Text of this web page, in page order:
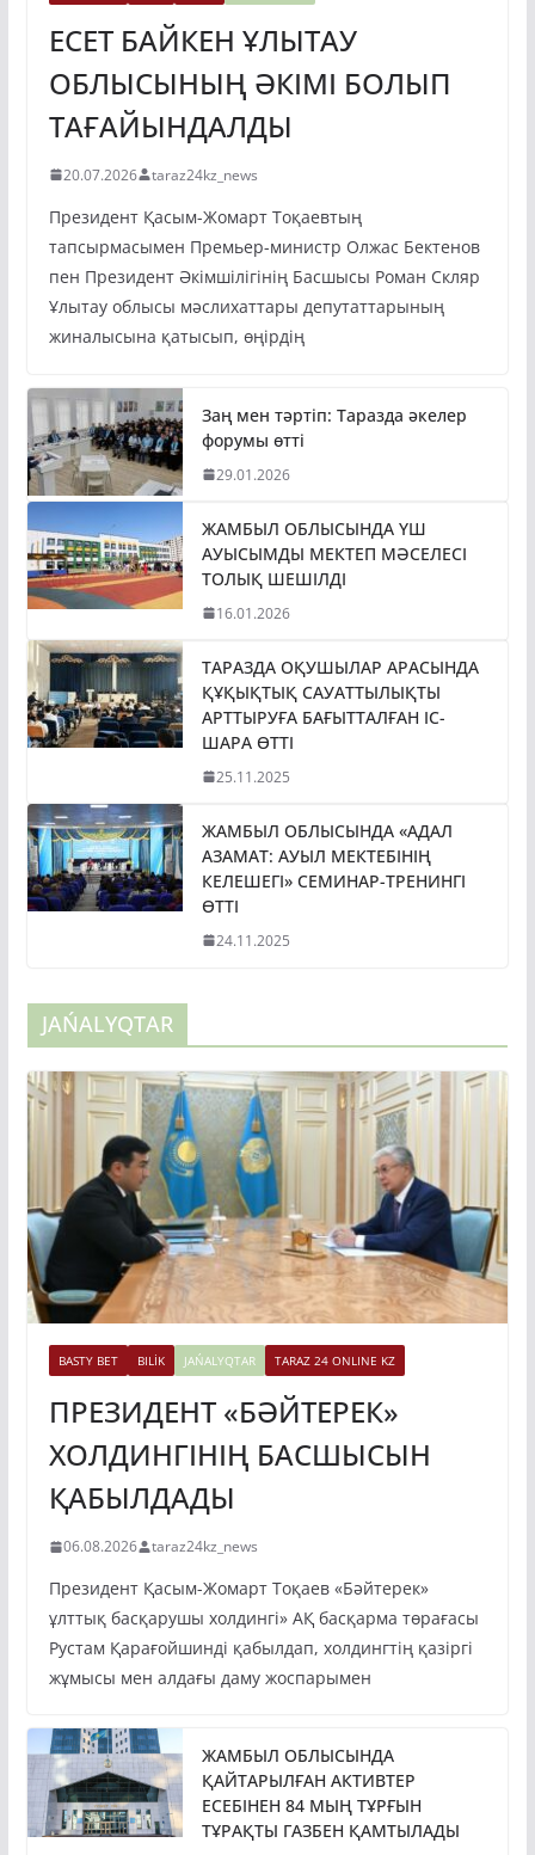
ЕСЕТ БАЙКЕН ҰЛЫТАУ
ОБЛЫСЫНЫҢ ӘКІМІ БОЛЫП
ТАҒАЙЫНДАЛДЫ
20.07.2026 taraz24kz_news
Президент Қасым-Жомарт Тоқаевтың
тапсырмасымен Премьер-министр Олжас Бектенов
пен Президент Әкімшілігінің Басшысы Роман Скляр
Ұлытау облысы мәслихаттары депутаттарының
жиналысына қатысып, өңірдің
Заң мен тәртіп: Таразда әкелер
форумы өтті
29.01.2026
ЖАМБЫЛ ОБЛЫСЫНДА ҮШ
АУЫСЫМДЫ МЕКТЕП МӘСЕЛЕСІ
ТОЛЫҚ ШЕШІЛДІ
16.01.2026
ТАРАЗДА ОҚУШЫЛАР АРАСЫНДА
ҚҰҚЫҚТЫҚ САУАТТЫЛЫҚТЫ
АРТТЫРУҒА БАҒЫТТАЛҒАН ІС-
ШАРА ӨТТІ
25.11.2025
ЖАМБЫЛ ОБЛЫСЫНДА «АДАЛ
АЗАМАТ: АУЫЛ МЕКТЕБІНІҢ
КЕЛЕШЕГІ» СЕМИНАР-ТРЕНИНГІ
ӨТТІ
24.11.2025
JAŃALYQTAR
BASTY BET BILİK JAŃALYQTAR TARAZ 24 ONLINE KZ
ПРЕЗИДЕНТ «БӘЙТЕРЕК»
ХОЛДИНГІНІҢ БАСШЫСЫН
ҚАБЫЛДАДЫ
06.08.2026 taraz24kz_news
Президент Қасым-Жомарт Тоқаев «Бәйтерек»
ұлттық басқарушы холдингі» АҚ басқарма төрағасы
Рустам Қарағойшинді қабылдап, холдингтің қазіргі
жұмысы мен алдағы даму жоспарымен
ЖАМБЫЛ ОБЛЫСЫНДА
ҚАЙТАРЫЛҒАН АКТИВТЕР
ЕСЕБІНЕН 84 МЫҢ ТҰРҒЫН
ТҰРАҚТЫ ГАЗБЕН ҚАМТЫЛАДЫ